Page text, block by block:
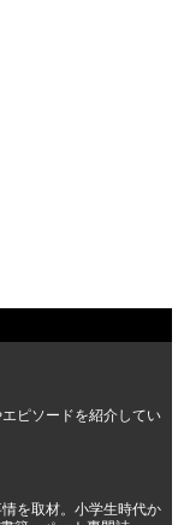
ピソードを紹介してい
を取材。小学生時代か